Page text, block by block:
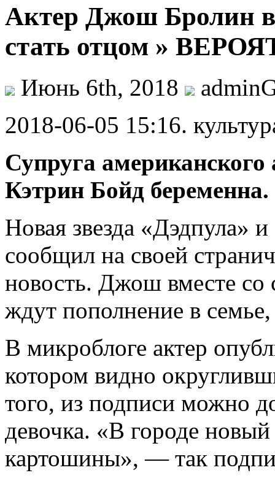
Актер Джош Бролин в
стать отцом »
Июнь 6th, 2018
2018-06-05 15:16.
Супруга
Кэтрин Бойд беременна.
Новая звезда
сообщил на своей
новость. Джош вместе со
ждут пополнение в
В микроблоге актер
котором видно
того, из подписи можно
девочка. «В городе
картошины», — так